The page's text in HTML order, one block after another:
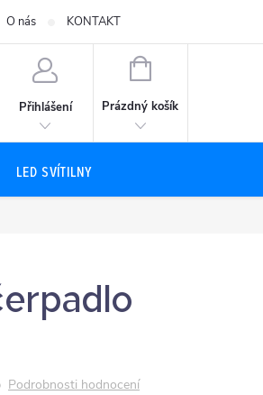
O nás KONTAKT
Přihlášení
NÁKUPNÍ
Prázdný košík
LED SVÍTILNY
Podrobnosti hodnocení